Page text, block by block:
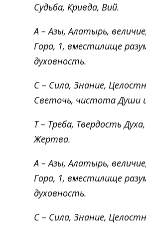
Судьба, Кривда, Вий.
А – Азы, Алатырь,
Гора, 1, вместилище
духовность.
С – Сила, Знание,
Светочь, чистота Души
Т – Треба, Твердость
Жертва.
А – Азы, Алатырь,
Гора, 1, вместилище
духовность.
С – Сила, Знание,